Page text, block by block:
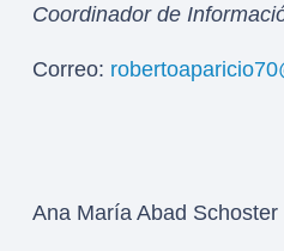
Coordinador de
Correo:
Ana María Abad Schoster